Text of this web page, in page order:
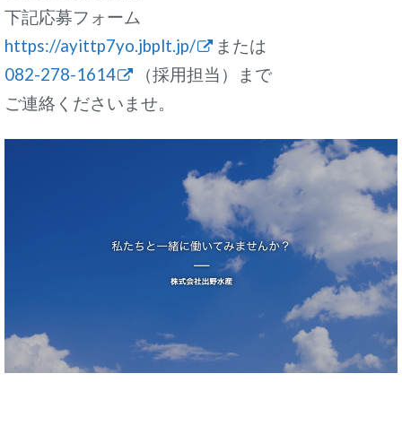
下記応募フォーム
https://ayittp7yo.jbplt.jp/
または
082-278-1614
（採用担当）まで
ご連絡くださいませ。